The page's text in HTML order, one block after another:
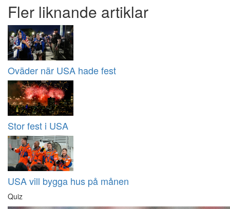
Fler liknande artiklar
Oväder när USA hade fest
Stor fest i USA
USA vill bygga hus på månen
Quiz